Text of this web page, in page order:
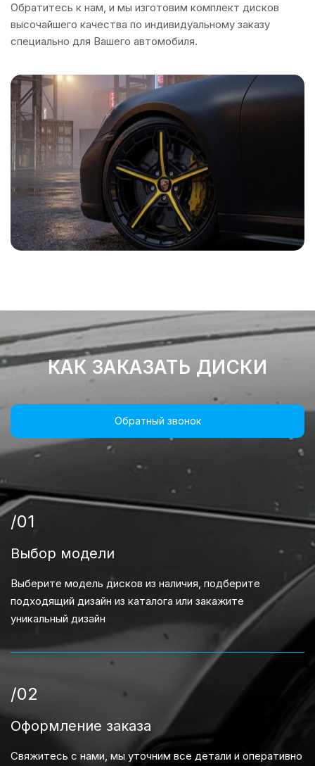
Обратитесь к нам, и мы изготовим комплект дисков
высочайшего качества по индивидуальному заказу
специально для Вашего автомобиля.
КАК ЗАКАЗАТЬ ДИСКИ
Обратный звонок
/01
Выбор модели
Выберите модель дисков из наличия, подберите
подходящий дизайн из каталога или закажите
уникальный дизайн
/02
Оформление заказа
Свяжитесь с нами, мы уточним все детали и оперативно